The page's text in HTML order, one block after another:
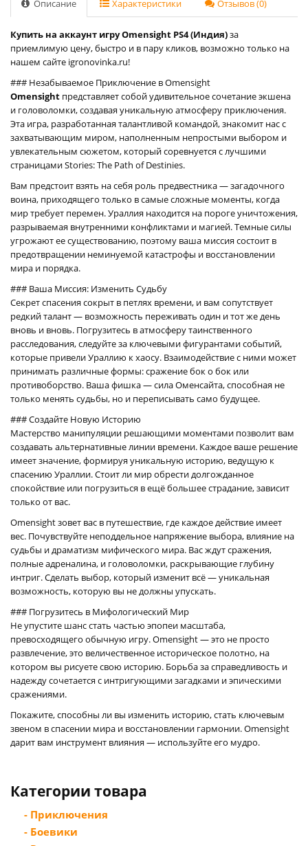
Описание Характеристики Отзывов (0)
Купить на аккаунт игру Omensight PS4 (Индия)за
приемлимую цену, быстро и в пару кликов, возможно только на
нашем сайте igronovinka.ru!
### Незабываемое Приключение в Omensight
Omensight представляет собой удивительное сочетание экшена
и головоломки, создавая уникальную атмосферу приключения.
Эта игра, разработанная талантливой командой, знакомит нас с
захватывающим миром, наполненным непростыми выбором и
увлекательным сюжетом, который соревнуется с лучшими
страницами Stories: The Path of Destinies.
Вам предстоит взять на себя роль предвестника — загадочного
воина, приходящего только в самые сложные моменты, когда
мир требует перемен. Ураллия находится на пороге уничтожения,
разрываемая внутренними конфликтами и магией. Темные силы
угрожают ее существованию, поэтому ваша миссия состоит в
предотвращении неминуемой катастрофы и восстановлении
мира и порядка.
### Ваша Миссия: Изменить Судьбу
Секрет спасения сокрыт в петлях времени, и вам сопутствует
редкий талант — возможность переживать один и тот же день
вновь и вновь. Погрузитесь в атмосферу таинственного
расследования, следуйте за ключевыми фигурантами событий,
которые привели Ураллию к хаосу. Взаимодействие с ними может
принимать различные формы: сражение бок о бок или
противоборство. Ваша фишка — сила Оменсайта, способная не
только менять судьбы, но и переписывать само будущее.
### Создайте Новую Историю
Мастерство манипуляции решающими моментами позволит вам
создавать альтернативные линии времени. Каждое ваше решение
имеет значение, формируя уникальную историю, ведущую к
спасению Ураллии. Стоит ли мир обрести долгожданное
спокойствие или погрузиться в ещё большее страдание, зависит
только от вас.
Omensight зовет вас в путешествие, где каждое действие имеет
вес. Почувствуйте неподдельное напряжение выбора, влияние на
судьбы и драматизм мифического мира. Вас ждут сражения,
полные адреналина, и головоломки, раскрывающие глубину
интриг. Сделать выбор, который изменит всё — уникальная
возможность, которую вы не должны упускать.
### Погрузитесь в Мифологический Мир
Не упустите шанс стать частью эпопеи масштаба,
превосходящего обычную игру. Omensight — это не просто
развлечение, это величественное историческое полотно, на
котором вы рисуете свою историю. Борьба за справедливость и
надежду сочетается с интригующими загадками и эпическими
сражениями.
Покажите, способны ли вы изменить историю, стать ключевым
звеном в спасении мира и восстановлении гармонии. Omensight
дарит вам инструмент влияния — используйте его мудро.
Категории товара
- Приключения
- Боевики